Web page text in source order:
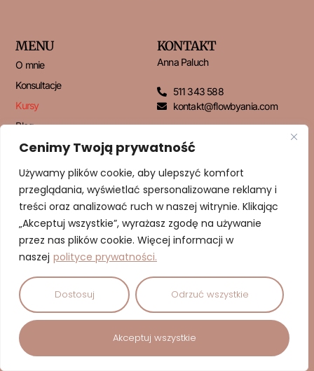
Cenimy Twoją prywatność
Używamy plików cookie, aby ulepszyć komfort
przeglądania, wyświetlać spersonalizowane reklamy i
treści oraz analizować ruch w naszej witrynie. Klikając
„Akceptuj wszystkie”, wyrażasz zgodę na używanie
przez nas plików cookie. Więcej informacji w
naszej polityce prywatności.
Dostosuj Odrzuć wszystkie
Akceptuj wszystkie
MENU
O mnie
Konsultacje
Kursy
Blog
Kontakt
KONTAKT
Anna Paluch
511 343 588
kontakt@flowbyania.com
NEWSLETTER
ZAPISUJĘ SIĘ!
© 2026 Dbam o Cud | Anna Paluch – Psychodietetyk | Wszelkie